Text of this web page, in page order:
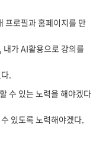
프로필과 홈페이지를 만
가 AI활용으로 강의를
.
수 있는 노력을 해야겠다
있도록 노력해야겠다.